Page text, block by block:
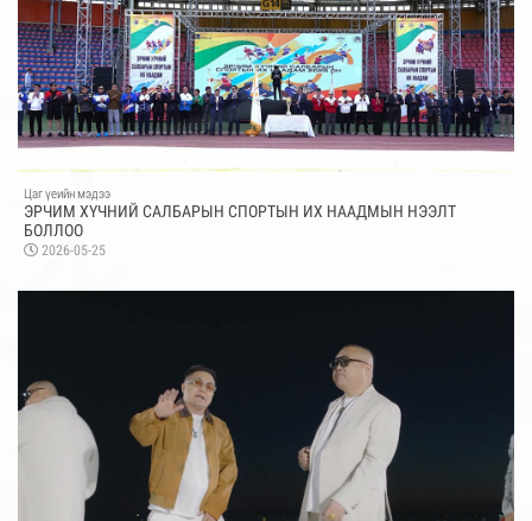
Цаг үеийн мэдээ
ЭРЧИМ ХҮЧНИЙ САЛБАРЫН СПОРТЫН ИХ НААДМЫН НЭЭЛТ
БОЛЛОО
2026-05-25